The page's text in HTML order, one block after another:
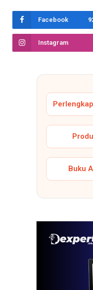
Facebook
Instagram
Buku